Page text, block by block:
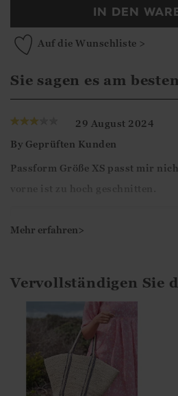
IN DEN
Auf die Wunschliste >
Sie sagen es am besten
29 August 2024
By Geprüften Kunden
Passform Größe XS passt mir
Mehr erfahren>
Vervollständigen Sie